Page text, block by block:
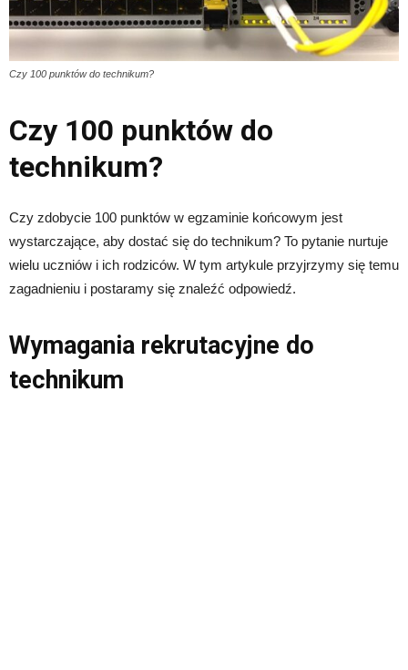
Czy 100 punktów do technikum?
Czy 100 punktów do
technikum?
Czy zdobycie 100 punktów w egzaminie końcowym jest
wystarczające, aby dostać się do technikum? To pytanie nurtuje
wielu uczniów i ich rodziców. W tym artykule przyjrzymy się temu
zagadnieniu i postaramy się znaleźć odpowiedź.
Wymagania rekrutacyjne do
technikum